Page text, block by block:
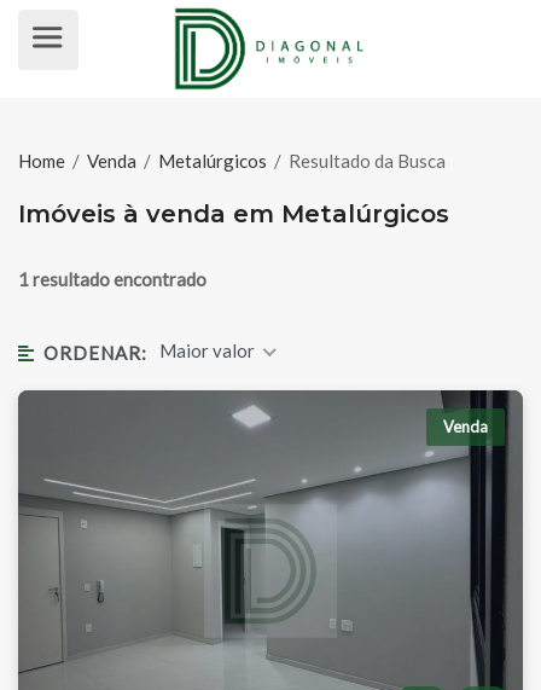
Home / Venda / Metalúrgicos / Resultado da Busca
Imóveis à venda em Metalúrgicos
1 resultado encontrado
ORDENAR: Maior valor
Venda